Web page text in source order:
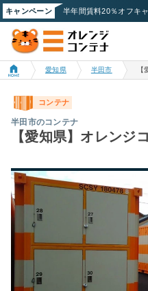
キャンペーン
愛知県 半田市
コンテナ
半田市のコンテナ
【愛知県】オレンジ